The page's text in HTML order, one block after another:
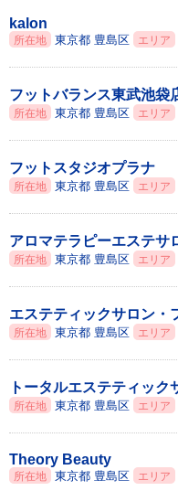
kalon
所在地 東京都 豊島区 エリア
フットバランス東武池袋
所在地 東京都 豊島区 エリア
フットスタジオプラナ
所在地 東京都 豊島区 エリア
アロマテラピーエステサ
所在地 東京都 豊島区 エリア
エステティックサロン・
所在地 東京都 豊島区 エリア
トータルエステティック
所在地 東京都 豊島区 エリア
Theory Beauty
所在地 東京都 豊島区 エリア